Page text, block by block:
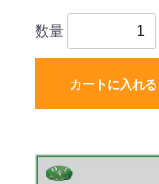
数量
カートに入れる